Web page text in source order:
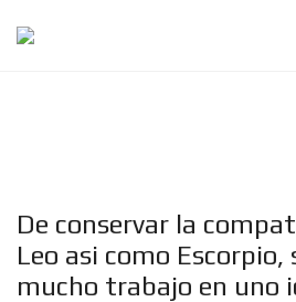
De conservar la
Leo asi­ como Escorpio,
mucho trabajo en uno